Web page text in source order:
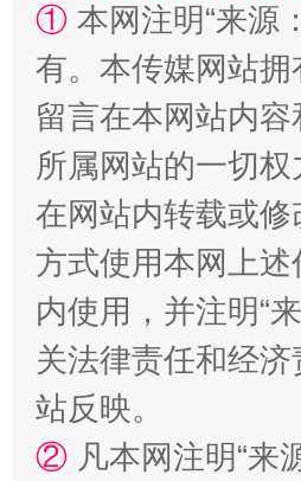
阿坝州三大球赛在茂县开
① 本网注明“来源
有。本传媒网站
留言在本网站内
所属网站的一切
在网站内转载或
方式使用本网上
内使用，并注明“
关法律责任和经
站反映。
② 凡本网注明“来